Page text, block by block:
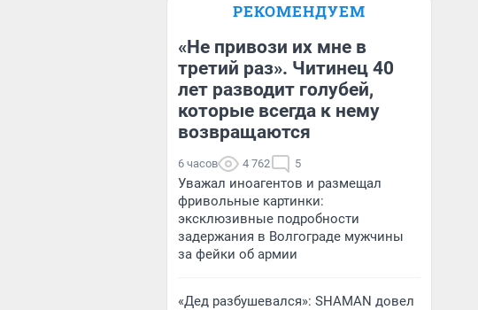
РЕКОМЕНДУЕМ
«Не привози их мне в
третий раз». Читинец 40
лет разводит голубей,
которые всегда к нему
возвращаются
6 часов 4 762 5
Уважал иноагентов и размещал
фривольные картинки:
эксклюзивные подробности
задержания в Волгограде мужчины
за фейки об армии
«Дед разбушевался»: SHAMAN довел